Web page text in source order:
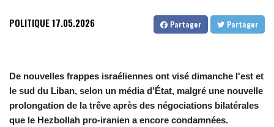
POLITIQUE17.05.2026 Partager Partager
De nouvelles frappes israéliennes ont visé dimanche l'est et
le sud du Liban, selon un média d'État, malgré une nouvelle
prolongation de la trêve après des négociations bilatérales
que le Hezbollah pro-iranien a encore condamnées.